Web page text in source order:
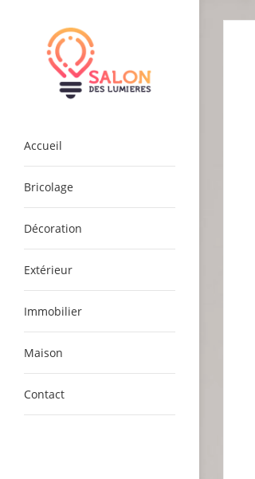
Accueil
Bricolage
Décoration
Extérieur
Immobilier
Maison
Contact